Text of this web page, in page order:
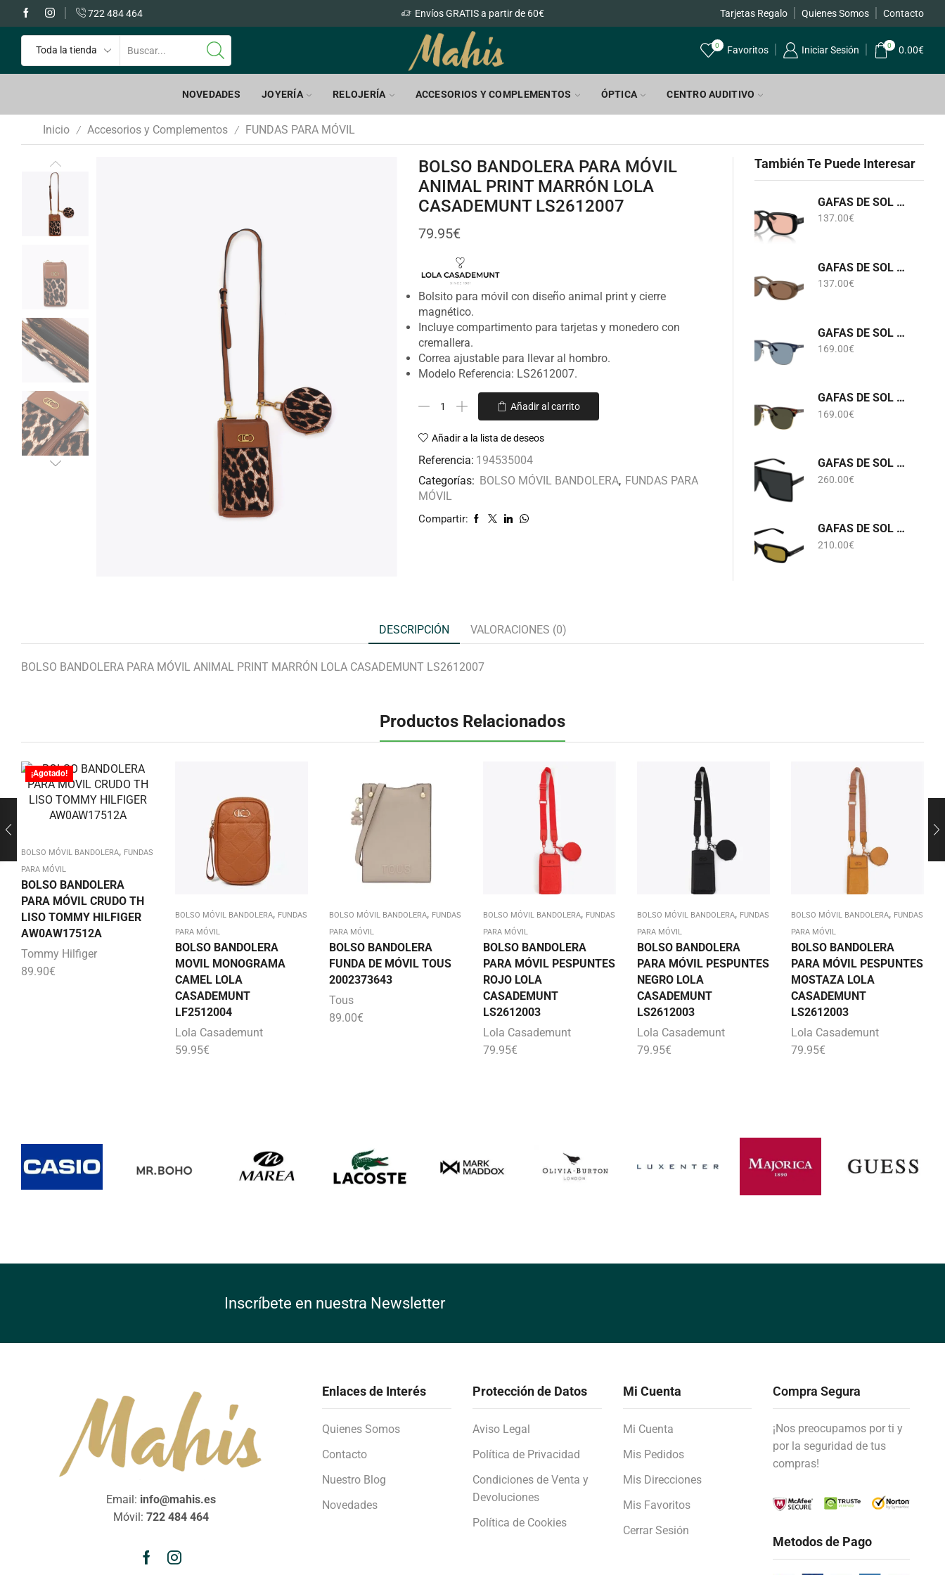
722 484 464
a partir de 60€ Envíos GRATIS a partir de 60€ Envíos GRATIS a
Tarjetas Regalo Quienes Somos Contacto
0 Favoritos Iniciar Sesión 0 0.00€
NOVEDADES JOYERÍA RELOJERÍA ACCESORIOS Y COMPLEMENTOS ÓPTICA CENTRO AUDITIVO
Inicio / Accesorios y Complementos / FUNDAS PARA MÓVIL
BOLSO BANDOLERA PARA MÓVIL
ANIMAL PRINT MARRÓN LOLA
CASADEMUNT LS2612007
79.95€
Bolsito para móvil con diseño animal print y cierre
magnético.
Incluye compartimento para tarjetas y monedero con
cremallera.
Correa ajustable para llevar al hombro.
Modelo Referencia: LS2612007.
Añadir al carrito
Añadir a la lista de deseos
Referencia: 194535004
Categorías: BOLSO MÓVIL BANDOLERA, FUNDAS PARA
MÓVIL
Compartir:
También Te Puede Interesar
GAFAS DE SOL RB 4421D 6677/84 RAY-BAN
137.00€
GAFAS DE SOL RB 4441D 6779/73 RAY-BAN
137.00€
GAFAS DE SOL RB 3016 CLUBMASTER 6879/56 RAY-BAN
169.00€
GAFAS DE SOL RB 3016 CLUBMASTER W0366 RAY-BAN
169.00€
GAFAS DE SOL SL 909 BETTY S 001 SAINT LAURENT
260.00€
GAFAS DE SOL SL 908 002 SAINT LAURENT
210.00€
DESCRIPCIÓN VALORACIONES (0)
BOLSO BANDOLERA PARA MÓVIL ANIMAL PRINT MARRÓN LOLA CASADEMUNT LS2612007
Productos Relacionados
¡Agotado!
BOLSO MÓVIL BANDOLERA, FUNDAS
PARA MÓVIL
BOLSO BANDOLERA
PARA MÓVIL CRUDO TH
LISO TOMMY HILFIGER
AW0AW17512A
Tommy Hilfiger
89.90€
BOLSO MÓVIL BANDOLERA, FUNDAS
PARA MÓVIL
BOLSO BANDOLERA
MOVIL MONOGRAMA
CAMEL LOLA
CASADEMUNT
LF2512004
Lola Casademunt
59.95€
BOLSO MÓVIL BANDOLERA, FUNDAS
PARA MÓVIL
BOLSO BANDOLERA
FUNDA DE MÓVIL TOUS
2002373643
Tous
89.00€
BOLSO MÓVIL BANDOLERA, FUNDAS
PARA MÓVIL
BOLSO BANDOLERA
PARA MÓVIL PESPUNTES
ROJO LOLA
CASADEMUNT
LS2612003
Lola Casademunt
79.95€
BOLSO MÓVIL BANDOLERA, FUNDAS
PARA MÓVIL
BOLSO BANDOLERA
PARA MÓVIL PESPUNTES
NEGRO LOLA
CASADEMUNT
LS2612003
Lola Casademunt
79.95€
BOLSO MÓVIL BANDOLERA, FUNDAS
PARA MÓVIL
BOLSO BANDOLERA
PARA MÓVIL PESPUNTES
MOSTAZA LOLA
CASADEMUNT
LS2612003
Lola Casademunt
79.95€
Inscríbete en nuestra Newsletter
Email: info@mahis.es
Móvil: 722 484 464
Enlaces de Interés
Quienes Somos
Contacto
Nuestro Blog
Novedades
Protección de Datos
Aviso Legal
Política de Privacidad
Condiciones de Venta y
Devoluciones
Política de Cookies
Mi Cuenta
Mi Cuenta
Mis Pedidos
Mis Direcciones
Mis Favoritos
Cerrar Sesión
Compra Segura
¡Nos preocupamos por ti y
por la seguridad de tus
compras!
Metodos de Pago